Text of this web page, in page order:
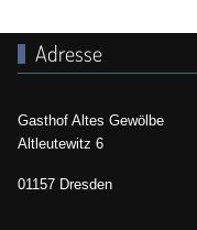
Adresse
Gasthof Altes Gewölbe
Altleutewitz 6
01157 Dresden